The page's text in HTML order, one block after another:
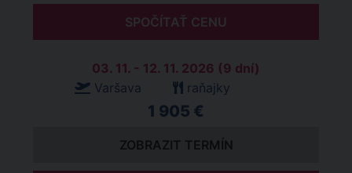
SPOČÍTAŤ CENU
03. 11. - 12. 11. 2026 (9 dní)
Varšava
raňajky
1 905 €
ZOBRAZIT TERMÍN